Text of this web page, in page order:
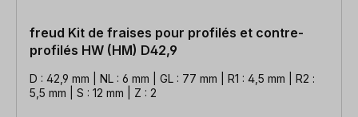
freud Kit de fraises pour profilés et contre-
profilés HW (HM) D42,9
D : 42,9 mm | NL : 6 mm | GL : 77 mm | R1 : 4,5 mm | R2 :
5,5 mm | S : 12 mm | Z : 2